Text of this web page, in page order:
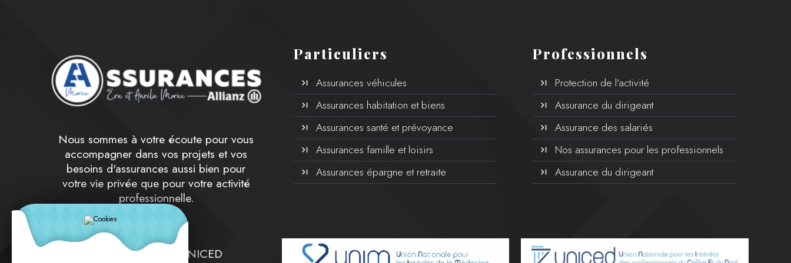
Nous sommes à votre écoute pour vous
accompagner dans vos projets et vos
besoins d'assurances aussi bien pour
votre vie privée que pour votre activité
professionnelle.
Particuliers
Assurances véhicules
Assurances habitation et biens
Assurances santé et prévoyance
Assurances famille et loisirs
Assurances épargne et retraite
Professionnels
Protection de l'activité
Assurance du dirigeant
Assurance des salariés
Nos assurances pour les professionnels
Assurance du dirigeant
spécialistes UNIM UNICED